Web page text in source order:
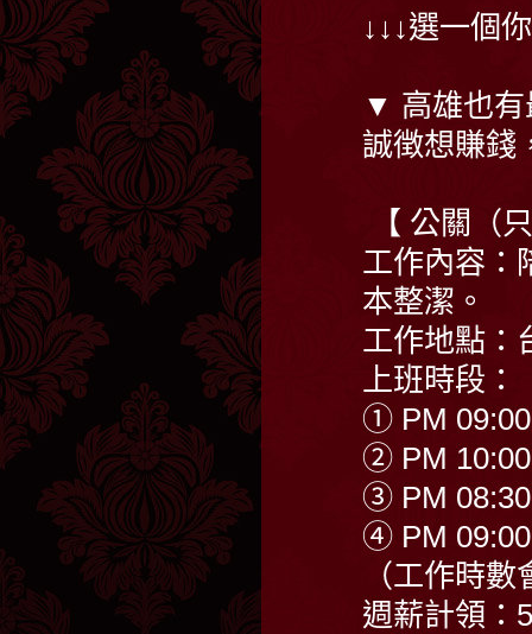
↓↓↓選一個
▼ 高雄也
誠徴想賺錢
【 公關（
工作內容：
本整潔。
工作地點：
上班時段：
① PM
② PM
③ PM
④ PM
（工作時
週薪計領：